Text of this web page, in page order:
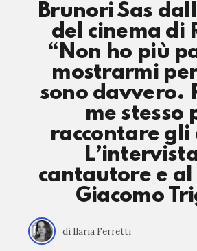
Brunori Sas
del cinema di
“Non ho più
mostrarmi
sono davvero.
me stesso
raccontare gli
cantautore e
Giacomo
di Ilaria Ferretti